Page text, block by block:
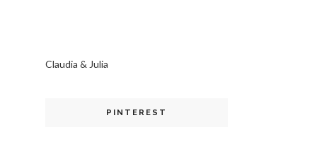
Claudia & Julia
PINTEREST